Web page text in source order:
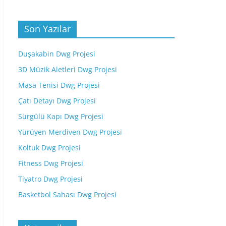
Son Yazılar
Duşakabin Dwg Projesi
3D Müzik Aletleri Dwg Projesi
Masa Tenisi Dwg Projesi
Çatı Detayı Dwg Projesi
Sürgülü Kapı Dwg Projesi
Yürüyen Merdiven Dwg Projesi
Koltuk Dwg Projesi
Fitness Dwg Projesi
Tiyatro Dwg Projesi
Basketbol Sahası Dwg Projesi